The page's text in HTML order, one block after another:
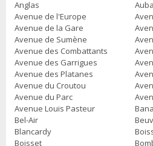
Anglas
Avenue de l'Europe
Avenue de la Gare
Avenue de Sumène
Avenue des Combattants
Avenue des Garrigues
Avenue des Platanes
Avenue du Croutou
Avenue du Parc
Avenue Louis Pasteur
Bel-Air
Blancardy
Boisset